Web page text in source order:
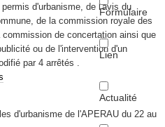
Formulaire
Lien
Actualité
d'urbanisme, de l'avis du
de la commission royale des
de concertation ainsi que
ou de l'intervention d'un
par 4 arrêtés .
d'urbanisme de l'APERAU du 22 au